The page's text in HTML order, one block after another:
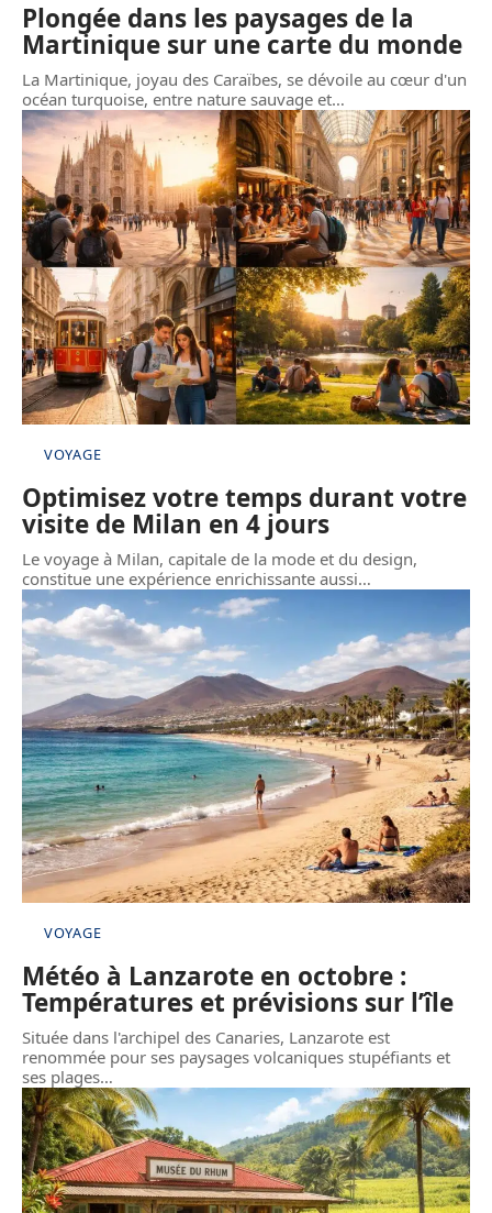
Plongée dans les paysages de la
Martinique sur une carte du monde
La Martinique, joyau des Caraïbes, se dévoile au cœur d'un
océan turquoise, entre nature sauvage et…
VOYAGE
Optimisez votre temps durant votre
visite de Milan en 4 jours
Le voyage à Milan, capitale de la mode et du design,
constitue une expérience enrichissante aussi…
VOYAGE
Météo à Lanzarote en octobre :
Températures et prévisions sur l’île
Située dans l'archipel des Canaries, Lanzarote est
renommée pour ses paysages volcaniques stupéfiants et
ses plages…